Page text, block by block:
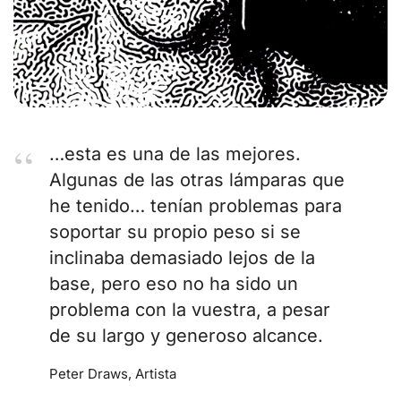
…esta es una de las mejores.
Algunas de las otras lámparas que
he tenido… tenían problemas para
soportar su propio peso si se
inclinaba demasiado lejos de la
base, pero eso no ha sido un
problema con la vuestra, a pesar
de su largo y generoso alcance.
Peter Draws, Artista